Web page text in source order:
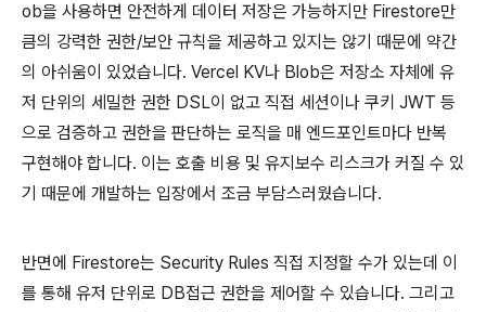
ob을 사용하면 안전하게 데이터 저장은 가능하지만 Firestore만
큼의 강력한 권한/보안 규칙을 제공하고 있지는 않기 때문에 약간
의 아쉬움이 있었습니다. Vercel KV나 Blob은 저장소 자체에 유
저 단위의 세밀한 권한 DSL이 없고 직접 세션이나 쿠키 JWT 등
으로 검증하고 권한을 판단하는 로직을 매 엔드포인트마다 반복
구현해야 합니다. 이는 호출 비용 및 유지보수 리스크가 커질 수 있
기 때문에 개발하는 입장에서 조금 부담스러웠습니다.
반면에 Firestore는 Security Rules 직접 지정할 수가 있는데 이
를 통해 유저 단위로 DB접근 권한을 제어할 수 있습니다. 그리고